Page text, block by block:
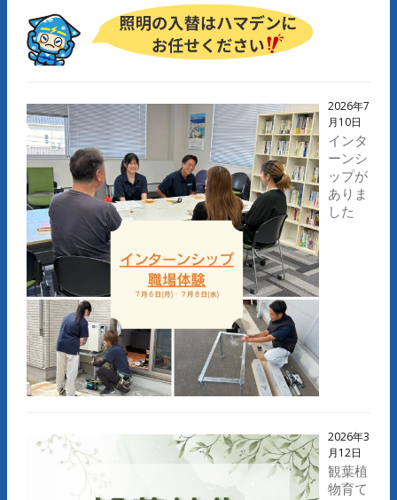
2026年7
月10日
インタ
ーンシ
ップが
ありま
した
2026年3
月12日
観葉植
物育て